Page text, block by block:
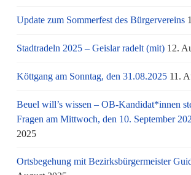
Update zum Sommerfest des Bürgervereins
Stadtradeln 2025 – Geislar radelt (mit) 12.
Köttgang am Sonntag, den 31.08.2025 11.
Beuel will’s wissen – OB-Kandidat*innen
Fragen am Mittwoch, den 10. September
2025
Ortsbegehung mit Bezirksbürgermeister